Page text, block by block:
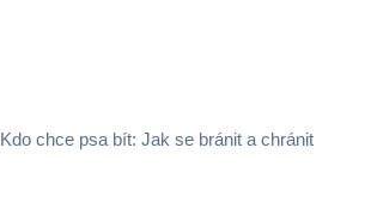
Kdo chce psa bít: Jak se bránit a chránit